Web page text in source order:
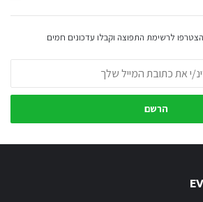
לרשימת התפוצה וקבלו עדכונים חמים